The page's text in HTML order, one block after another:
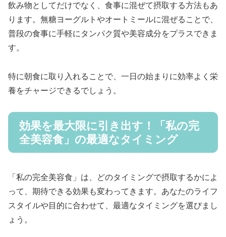
飲み物としてだけでなく、食事に混ぜて摂取する方法もあ
ります。無糖ヨーグルトやオートミールに混ぜることで、
普段の食事に手軽にタンパク質や美容成分をプラスできま
す。
特に朝食に取り入れることで、一日の始まりに効率よく栄
養をチャージできるでしょう。
効果を最大限に引き出す！「私の完
全美容食」の最適なタイミング
「私の完全美容食」は、どのタイミングで摂取するかによ
って、期待できる効果も変わってきます。あなたのライフ
スタイルや目的に合わせて、最適なタイミングを選びまし
ょう。